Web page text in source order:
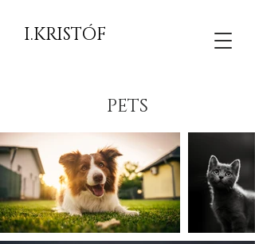
I.KRISTÓF
PETS